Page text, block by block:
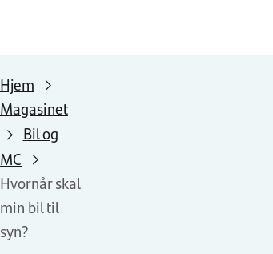
Hjem
Magasinet
Bil og
MC
Hvornår skal
min bil til
syn?